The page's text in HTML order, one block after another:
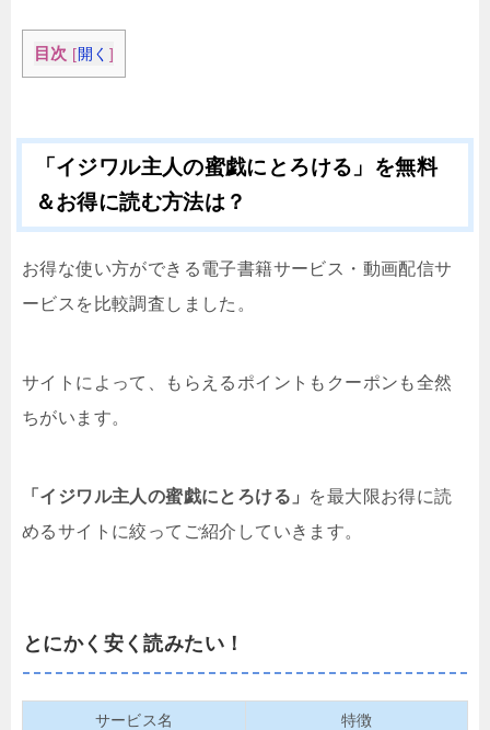
目次 [開く ]
「イジワル主人の蜜戯にとろける」を無料
＆お得に読む方法は？
お得な使い方ができる電子書籍サービス・動画配信サ
ービスを比較調査しました。
サイトによって、もらえるポイントもクーポンも全然
ちがいます。
「イジワル主人の蜜戯にとろける」 を最大限お得に読
めるサイトに絞ってご紹介していきます。
とにかく安く読みたい！
サービス名 特徴